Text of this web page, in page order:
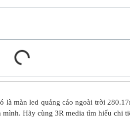
màn led quảng cáo ngoài trời
mình. Hãy cùng 3R media tìm hiểu chi